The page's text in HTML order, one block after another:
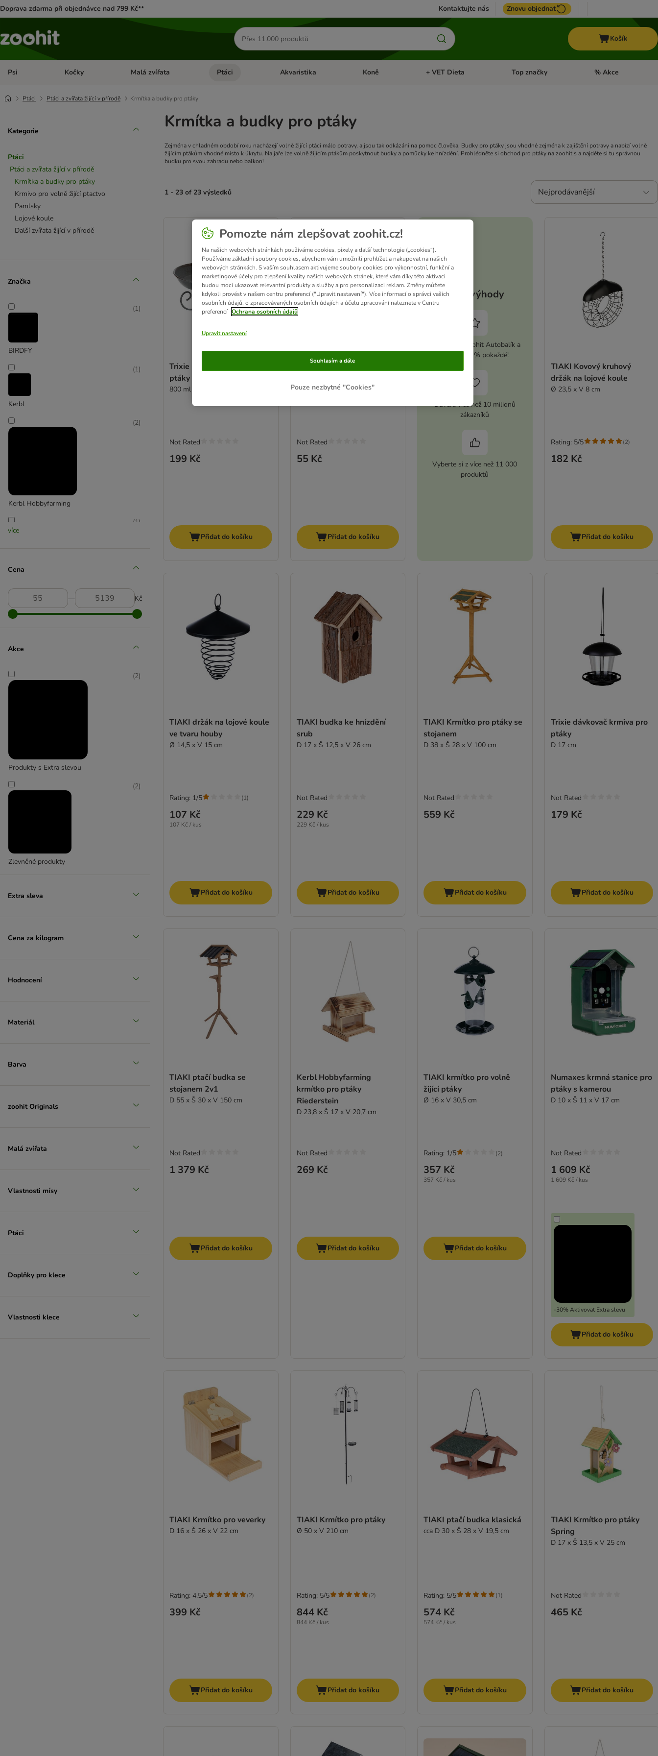
Doprava zdarma při objednávce nad 799 Kč** Kontaktujte nás Znovu objednat
Hledat
produkty
Košík
Psi Otevřít menu: Psi
Kočky Otevřít menu: Kočky
Malá zvířata Otevřít menu: Malá zvířata
Ptáci Otevřít menu: Ptáci
Akvaristika Otevřít menu: Akvaristika
Koně Otevřít menu: Koně
+ VET Dieta Otevřít menu: + VET Dieta
Top značky Otevřít menu: Top
% Akce
Ptáci Ptáci a zvířata žijící v přírodě Krmítka a budky pro ptáky
Kategorie
Ptáci
Ptáci a zvířata žijící v přírodě
Krmítka a budky pro ptáky
Krmivo pro volně žijící ptactvo
Pamlsky
Lojové koule
Další zvířata žijící v přírodě
Značka
BIRDFY
(1)
Kerbl
(1)
Kerbl Hobbyfarming
(2)
Kerbl Pet
(1 )
více
Cena
― Kč
Akce
Produkty s Extra slevou
(2)
Zlevněné produkty
(2)
Extra sleva
Cena za kilogram
Hodnocení
Materiál
Barva
zoohit Originals
Malá zvířata
Vlastnosti mísy
Ptáci
Doplňky pro klece
Vlastnosti klece
Krmítka a budky pro ptáky
Zejména v chladném období roku nacházejí volně žijící ptáci málo potravy, a jsou tak odkázáni na pomoc člověka. Budky pro ptáky jsou vhodné zejména k zajištění potravy a nabízí volně
žijícím ptákům vhodné místo k úkrytu. Na jaře lze volně žijícím ptákům poskytnout budky a pomůcky ke hnízdění. Prohlédněte si obchod pro ptáky na zoohit s a najděte si tu správnou
budku pro svou zahradu nebo balkon!
1 - 23 of 23 výsledků Nejprodávanější
product items have been changed
Trixie pítko a koupátko pro
ptáky k postavení
800 ml / cca. Ø 22 cm
199 Kč
Not Rated
Přidat do košíku
55 Kč
Not Rated
Přidat do košíku
Vaše výhody
Aktivujte si zoohit Autobalík a
ušetřete 5 % pokaždé!
Důvěra více než 10 milionů
zákazníků
Vyberte si z více než 11 000
produktů
TIAKI Kovový kruhový
držák na lojové koule
Ø 23,5 x V 8 cm
182 Kč
Rating: 5/5 (2)
Přidat do košíku
TIAKI držák na lojové koule
ve tvaru houby
Ø 14,5 x V 15 cm
107 Kč
107 Kč / kus
Rating: 1/5 (1)
Přidat do košíku
TIAKI budka ke hnízdění
srub
D 17 x Š 12,5 x V 26 cm
229 Kč
229 Kč / kus
Not Rated
Přidat do košíku
TIAKI Krmítko pro ptáky se
stojanem
D 38 x Š 28 x V 100 cm
559 Kč
Not Rated
Přidat do košíku
Trixie dávkovač krmiva pro
ptáky
D 17 cm
179 Kč
Not Rated
Přidat do košíku
TIAKI ptačí budka se
stojanem 2v1
D 55 x Š 30 x V 150 cm
1 379 Kč
Not Rated
Přidat do košíku
Kerbl Hobbyfarming
krmítko pro ptáky
Riederstein
D 23,8 x Š 17 x V 20,7 cm
269 Kč
Not Rated
Přidat do košíku
TIAKI krmítko pro volně
žijící ptáky
Ø 16 x V 30,5 cm
357 Kč
357 Kč / kus
Rating: 1/5 (2)
Přidat do košíku
Numaxes krmná stanice pro
ptáky s kamerou
D 10 x Š 11 x V 17 cm
1 609 Kč
1 609 Kč / kus
-30% Aktivovat Extra slevu
Not Rated
Přidat do košíku
TIAKI Krmítko pro veverky
D 16 x Š 26 x V 22 cm
399 Kč
Rating: 4.5/5 (2)
Přidat do košíku
TIAKI Krmítko pro ptáky
Ø 50 x V 210 cm
844 Kč
844 Kč / kus
Rating: 5/5 (2)
Přidat do košíku
TIAKI ptačí budka klasická
cca D 30 x Š 28 x V 19,5 cm
574 Kč
574 Kč / kus
Rating: 5/5 (1)
Přidat do košíku
TIAKI Krmítko pro ptáky
Spring
D 17 x Š 13,5 x V 25 cm
465 Kč
Not Rated
Přidat do košíku
Pomozte nám zlepšovat zoohit.cz!
Na našich webových stránkách používáme cookies, pixely a další technologie („cookies“).
Používáme základní soubory cookies, abychom vám umožnili prohlížet a nakupovat na našich
webových stránkách. S vaším souhlasem aktivujeme soubory cookies pro výkonnostní, funkční a
marketingové účely pro zlepšení kvality našich webových stránek, které vám díky této aktivaci
budou moci ukazovat relevantní produkty a služby a pro personalizaci reklam. Změny můžete
kdykoli provést v našem centru preferencí ("Upravit nastavení"). Více informací o správci vašich
osobních údajů, o zpracovávaných osobních údajích a účelu zpracování naleznete v Centru
preferencí Ochrana osobních údajů
Upravit nastavení
Pouze nezbytné "Cookies"
Souhlasím a dále